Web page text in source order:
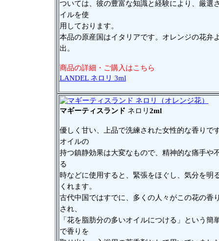
ついては、彼の豊富な知識と経験により、厳選
イルを使
用しております。
本品の原産国はイタリアです。オレンジの花弁
出。
商品の詳細・ご購入はこちら
LANDEL ネロリ 3ml
マギーティスランド ネロリ 2ml
優しく甘い、上品で洗練された女性的な香りで
オイルの
持つ鎮静効果は大変なもので、精神的な痛手や
る
時などに使用すると、緊張をほぐし、気分を明
くれます。
古代中国ではすでに、多くの人々がこの花の香
され、
「花を脂肪分の多いオイルにつける」という簡
で香りを